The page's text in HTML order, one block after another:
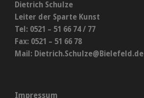
Dietrich Schulze
Leiter der Sparte Kunst
Tel: 0521 – 51 66 74 / 77
Fax: 0521 – 51 66 78
Mail: Dietrich.Schulze@Bielefeld.de
Impressum